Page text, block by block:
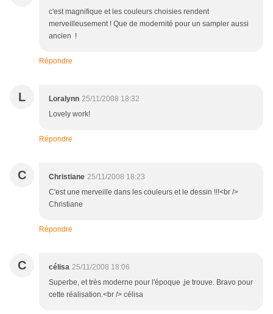
c'est magnifique et les couleurs choisies rendent
merveilleusement ! Que de modernité pour un sampler aussi
ancien !
Répondre
L Loralynn 25/11/2008 18:32
Lovely work!
Répondre
C Christiane 25/11/2008 18:23
C'est une merveille dans les couleurs et le dessin !!!<br />
Christiane
Répondre
C célisa 25/11/2008 18:06
Superbe, et très moderne pour l'époque ,je trouve. Bravo pour
cette réalisation.<br /> célisa